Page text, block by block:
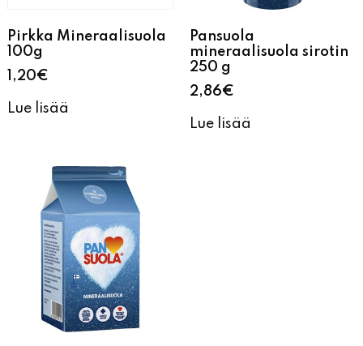
Pirkka Mineraalisuola
100g
1,20€
Lue lisää
Pansuola
mineraalisuola sirotin
250 g
2,86€
Lue lisää